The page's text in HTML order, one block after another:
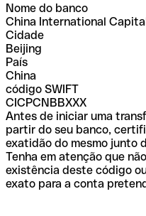
Nome do banco
China International
Cidade
Beijing
País
China
código SWIFT
CICPCNBBXXX
Antes de iniciar uma
partir do seu banco,
exatidão do mesmo junto
Tenha em atenção que
existência deste código
exato para a conta